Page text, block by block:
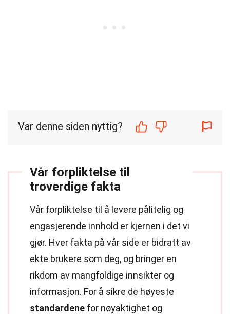
Var denne siden nyttig?
Vår forpliktelse til
troverdige fakta
Vår forpliktelse til å levere pålitelig og
engasjerende innhold er kjernen i det vi
gjør. Hver fakta på vår side er bidratt av
ekte brukere som deg, og bringer en
rikdom av mangfoldige innsikter og
informasjon. For å sikre de høyeste
standardene for nøyaktighet og